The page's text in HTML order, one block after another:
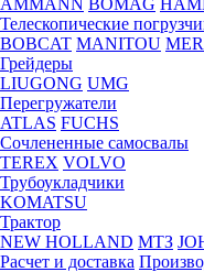
AMMANN BOMAG
Телескопические
BOBCAT MANITOU
Грейдеры
LIUGONG UMG
Перегружатели
ATLAS FUCHS
Сочлененные самосвалы
TEREX VOLVO
Трубоукладчики
KOMATSU
Трактор
NEW HOLLAND МТЗ
Расчет и доставка